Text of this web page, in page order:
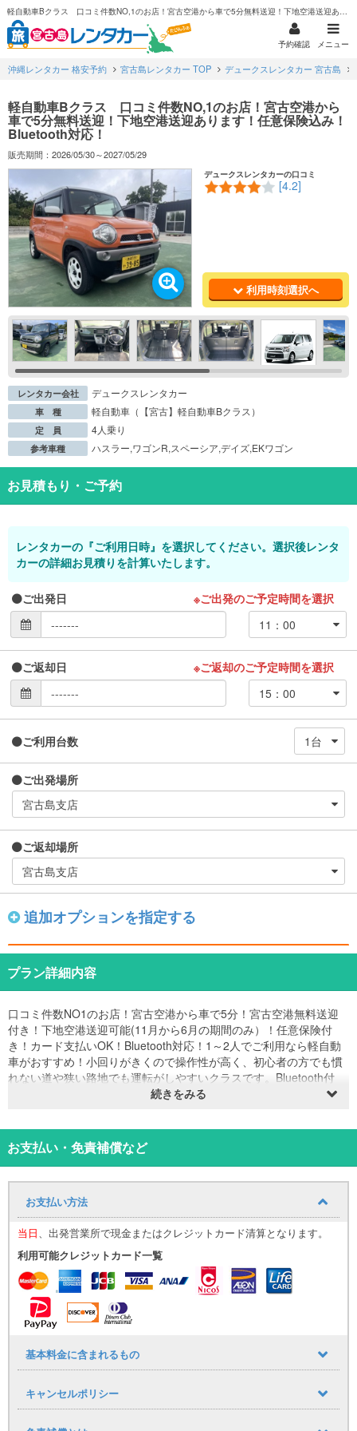
軽自動車Bクラス 口コミ件数NO,1のお店！宮古空港から車で5分無料送迎！下地空港送迎あります！任意保険込み！Bluetooth対応！
予約確認 メニュー
沖縄レンタカー 格安予約 宮古島レンタカー TOP デュークスレンタカー 宮古島
軽自動車Bクラス 口コミ件数NO,1のお店！宮古空港から
車で5分無料送迎！下地空港送迎あります！任意保険込み！
Bluetooth対応！
販売期間：2026/05/30～2027/05/29
デュークスレンタカーの口コミ
[4.2]
利用時刻選択へ
レンタカー会社 デュークスレンタカー
車 種 軽自動車（【宮古】軽自動車Bクラス）
定 員 4人乗り
参考車種 ハスラー,ワゴンR,スペーシア,デイズ,EKワゴン
お見積もり・ご予約
レンタカーの『ご利用日時』を選択してください。選択後レンタ
カーの詳細お見積りを計算いたします。
ご出発日 ※ご出発のご予定時間を選択
ご返却日 ※ご返却のご予定時間を選択
ご利用台数
ご出発場所
ご返却場所
追加オプションを指定する
プラン詳細内容
口コミ件数NO1のお店！宮古空港から車で5分！宮古空港無料送迎
付き！下地空港送迎可能(11月から6月の期間のみ）！任意保険付
き！カード支払いOK！Bluetooth対応！1～2人でご利用なら軽自動
車がおすすめ！小回りがきくので操作性が高く、初心者の方でも慣
れない道や狭い路地でも運転がしやすいクラスです。Bluetooth付
き！チャイルドシート、携帯充電器貸出あり！トランクはスーツケ
す。車両はスズキハスラーが多く、日産デイズ、スズキワゴンRな
どになります。車種の指定は出来かねますのご理解ください。
当店営業時間は9時～18時になります。８時から9時の航空機でお越
しの方は9時の開店後宮古空港にお迎えにまいります。直接店舗にお
越しになる場合も9時からの受付になります。
＊ナビゲーションは装着していますがデータが古い車両もございま
す。最新2024年~2025年データポータブルナビを格安にて貸出して
います！
＊ご利用日前日の18時以降にご予約を取られる場合は、送迎や車の
手配等もございますので当店ラインに必ずご連絡ください。連絡が
無い場合は送迎や車両の準備にお待ちいただきます。詳しくはお問
合せください。
＊＊平良港からの送迎をご希望の方では必ずお問い合わせくださ
＊営業時間外の送迎につきましては有料送迎とさせていただきま
す。営業時間 9時〜18時 宮古空港1100円、下地空港3300円 詳
続きをみる
お支払い・免責補償など
お支払い方法
当日
、出発営業所で現金またはクレジットカード清算となります。
利用可能クレジットカード一覧
基本料金に含まれるもの
キャンセルポリシー